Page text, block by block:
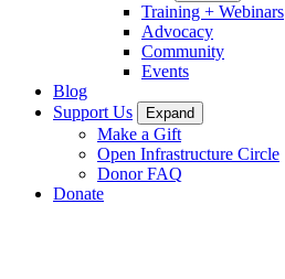
Training + Webinars
Advocacy
Community
Events
Blog
Support Us
Expand
Make a Gift
Open Infrastructure Circle
Donor FAQ
Donate